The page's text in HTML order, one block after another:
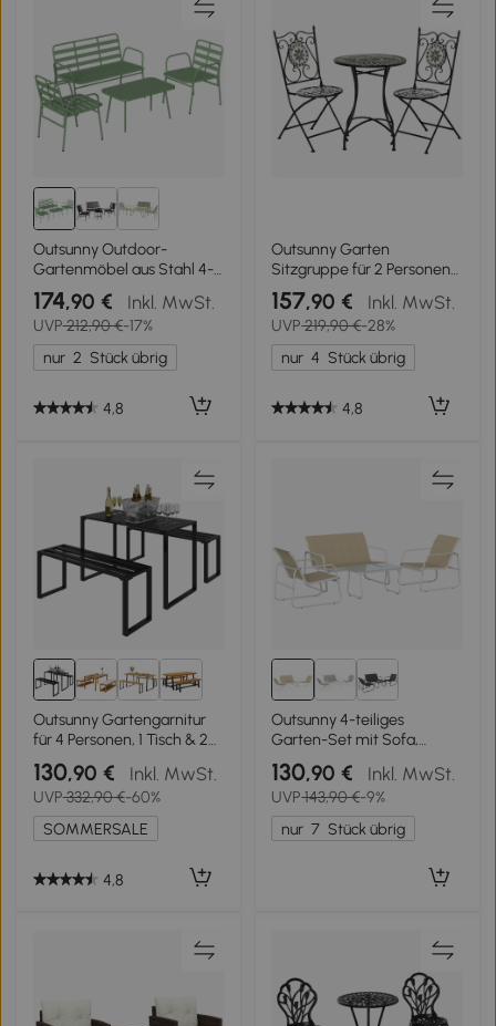
Outsunny Outdoor-
Gartenmöbel aus Stahl 4-
teilig, 2-Sitzer-Sofa, 2
Sessel, Couchtisch, mit
Latten, 112x60x75cm, Grün
174,90 € Inkl. MwSt.
UVP212,90 €-17%
nur 2 Stück übrig
4,8
Outsunny Garten
Sitzgruppe für 2 Personen
Balkonmöbel Set
Mosaiktisch+faltbare
Stühle Metall Keramikfliese
Mehrfarbig
157,90 € Inkl. MwSt.
UVP219,90 €-28%
nur 4 Stück übrig
4,8
Outsunny Gartengarnitur
für 4 Personen, 1 Tisch & 2
Bänke, Metall, Schwarz
130,90 € Inkl. MwSt.
UVP332,90 €-60%
SOMMERSALE
4,8
Outsunny 4-teiliges
Garten-Set mit Sofa,
Sesseln, Tisch, Khaki und
Weiß
130,90 € Inkl. MwSt.
UVP143,90 €-9%
nur 7 Stück übrig